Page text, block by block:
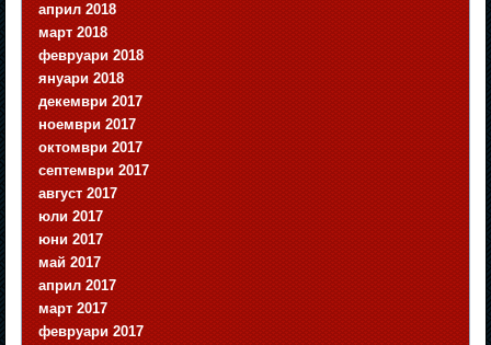
април 2018
март 2018
февруари 2018
януари 2018
декември 2017
ноември 2017
октомври 2017
септември 2017
август 2017
юли 2017
юни 2017
май 2017
април 2017
март 2017
февруари 2017